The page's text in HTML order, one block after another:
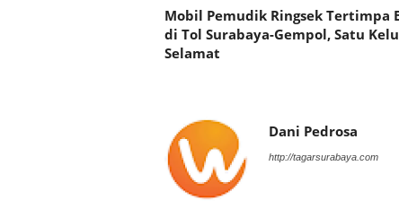
Mobil Pemudik Ringsek Tertimpa
di Tol Surabaya-Gempol, Satu
Selamat
Dani Pedrosa
http://tagarsurabaya.com